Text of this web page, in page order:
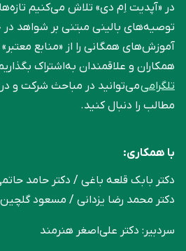
در «آپدیت اِم دی» تلاش می‌کنیم
توصیه‌های بالینی مبتنی بر شواهد
آموزش‌های همگانی را از «منابع معتبر»
همکاران و علاقمندان به‌اشتراک
تلگرامیمی‌توانید در مباحث شرکت و در
مطالب را دنبال کنید.
با همکاری:
دکتر بابک قلعه‌ باغی / دکتر حامد
دکتر محمد رضا یزدانی / مسعود گلچین
سردبیر: دکتر علی‌اصغر هنرمند